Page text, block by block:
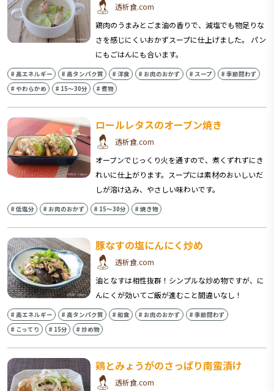
透析食.com
鶏肉のうまみとごま油の香りで、減塩でも物足りな
さを感じにくいおかずスープに仕上げました。 パン
にもごはんにも合います。
#高エネルギー #高タンパク質 #洋食 # お肉のおかず # スープ #季節問わず
#やわらかめ # 15〜30分 #煮物
ロールレタスのオーブン焼き
透析食.com
オーブンでじっくり火を通すので、煮くずれずにき
れいに仕上がります。スープには素材のおいしいだ
しが溶け込み、やさしい味わいです。
#低塩分 # お肉のおかず # 15〜30分 #焼き物
豚なすの塩にんにく炒め
透析食.com
油となすは相性抜群！シンプルな炒め物ですが、に
んにくが効いてご飯が進むこと間違いなし！
#高エネルギー #高タンパク質 #和食 # お肉のおかず #季節問わず
# こってり # 15分 #炒め物
鶏とみょうがのさっぱり南蛮漬け
透析食.com